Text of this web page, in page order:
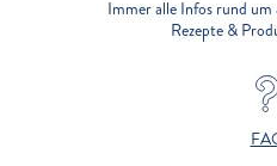
Immer alle Infos rund
Rezepte &